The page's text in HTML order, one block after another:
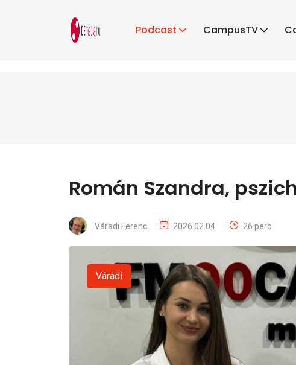
Podcast CampusTV
Román Szandra,
Váradi Ferenc 2026.02.04. 26 perc
Váradi